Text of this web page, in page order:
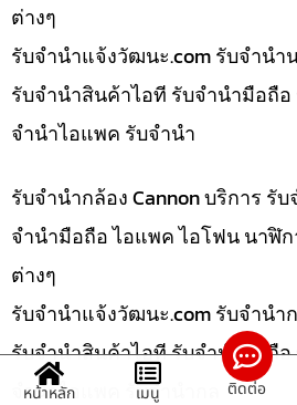
ต่างๆ
รับจํานําแจ้งวัฒนะ.com รับจำนำ
รับจำนำสินค้าไอที รับจำนำมือถื
จำนำไอแพค รับจำนำ
รับจำนำกล้อง Cannon บริการ รั
จำนำมือถือ ไอแพค ไอโฟน นาฬิ
ต่างๆ
รับจํานําแจ้งวัฒนะ.com รับจำนำ
รับจำนำสินค้าไอที รับจำนำมือถื
จำนำไอแพค รับจำนำกล
หน้าหลัก เมนู ติดต่อ